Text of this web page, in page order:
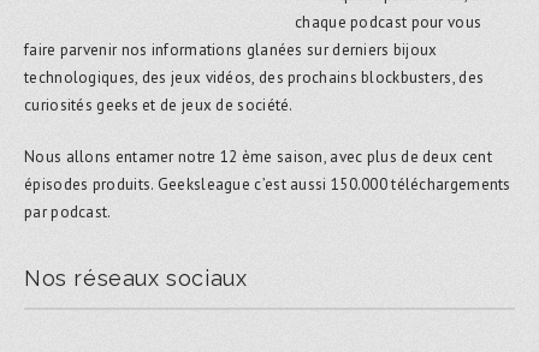
chaque podcast pour vous
faire parvenir nos informations glanées sur derniers bijoux
technologiques, des jeux vidéos, des prochains blockbusters, des
curiosités geeks et de jeux de société.
Nous allons entamer notre 12 ème saison, avec plus de deux cent
épisodes produits. Geeksleague c’est aussi 150.000 téléchargements
par podcast.
Nos réseaux sociaux